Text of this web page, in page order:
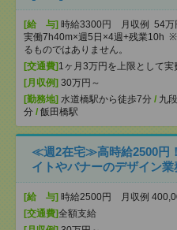
[給 与] 時給3300円 月収例 54万
実働7h40m×週5日×4週+残業10h
るものではありません。
[交通費] 1ヶ月3万円を上限として実
[月収例] 30万円～
[勤務地] 水道橋駅から徒歩7分 / 九
分 / 飯田橋駅
≪週2在宅≫高時給2500円
イトやバナーのデザイン
[給 与] 時給2500円 月収例
[交通費]全額支給